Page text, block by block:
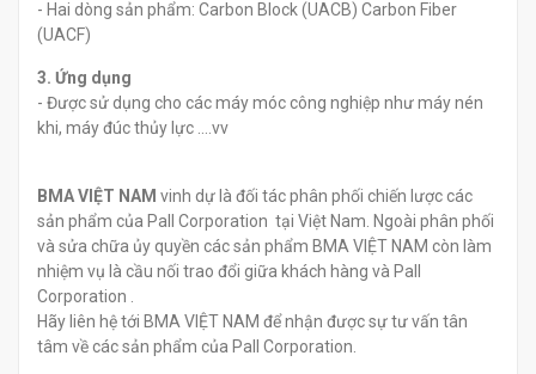
- Hai dòng sản phẩm: Carbon Block (UACB) Carbon Fiber
(UACF)
3. Ứng dụng
- Được sử dụng cho các máy móc công nghiệp như máy nén
khi, máy đúc thủy lực ....vv
BMA VIỆT NAM vinh dự là đối tác phân phối chiến lược các
sản phẩm của Pall Corporation tại Việt Nam. Ngoài phân phối
và sửa chữa ủy quyền các sản phẩm BMA VIỆT NAM còn làm
nhiệm vụ là cầu nối trao đổi giữa khách hàng và Pall
Corporation .
Hãy liên hệ tới BMA VIỆT NAM để nhận được sự tư vấn tân
tâm về các sản phẩm của Pall Corporation.